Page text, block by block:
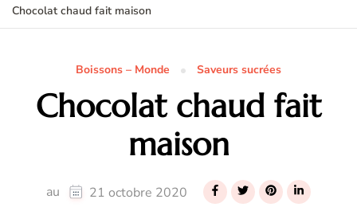
Chocolat chaud fait maison
Boissons – Monde Saveurs sucrées
Chocolat chaud fait
maison
au 21 octobre 2020